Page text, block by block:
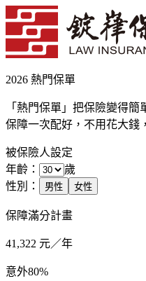
2026 熱門保單
「熱門保單」把保險變得簡
保障一次配好，不用花大錢
被保險人設定
年齡：
歲
性別：
男性 女性
保障滿分計畫
41,322 元／年
意外80%